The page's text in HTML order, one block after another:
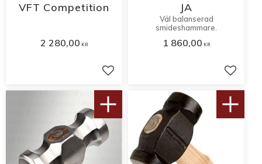
VFT Competition
2 280,00 KR
Lägg till i favoriter
JA
Väl balanserad
smideshammare.
1 860,00 KR
Lägg